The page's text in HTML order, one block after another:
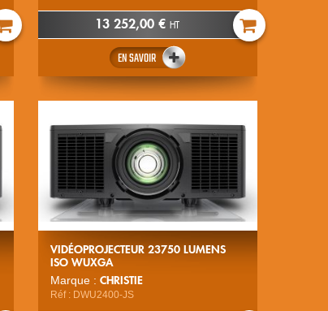
13 252,00 €HT
EN SAVOIR
VIDÉOPROJECTEUR 23750 LUMENS
ISO WUXGA
Marque : CHRISTIE
Réf : DWU2400-JS